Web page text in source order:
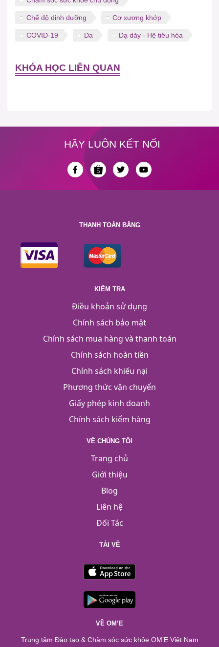
Chế độ dinh dưỡng Cơ xương khớp
COVID-19 Da Dạ dày - Hệ tiêu hóa
KHÓA HỌC LIÊN QUAN
HÃY LUÔN KẾT NỐI
THANH TOÁN BẰNG
KIỂM TRA
Điều khoản sử dụng
Chính sách bảo mật
Chính sách mua hàng và thanh toán
Chính sách hoàn tiền
Chính sách khiếu nại
Phương thức vận chuyển
Giấy phép kinh doanh
Chính sách kiểm hàng
VỀ CHÚNG TÔI
Trang chủ
Giới thiệu
Blog
Liên hệ
Đối Tác
TẢI VỀ
VỀ OM’E
Trung tâm Đào tạo & Chăm sóc sức khỏe OM’E Việt Nam